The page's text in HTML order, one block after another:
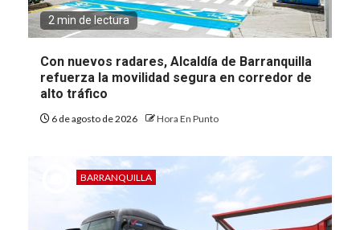
2 min de lectura
Con nuevos radares, Alcaldía de Barranquilla
refuerza la movilidad segura en corredor de
alto tráfico
6 de agosto de 2026 Hora En Punto
BARRANQUILLA